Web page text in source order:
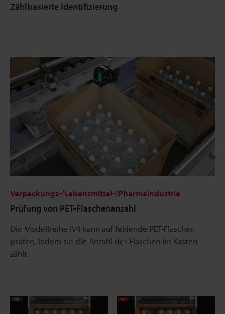
Zählbasierte Identifizierung
Verpackungs-/Lebensmittel-/Pharmaindustrie
Prüfung von PET-Flaschenanzahl
Die Modellreihe IV4 kann auf fehlende PET-Flaschen
prüfen, indem sie die Anzahl der Flaschen im Kasten
zählt.